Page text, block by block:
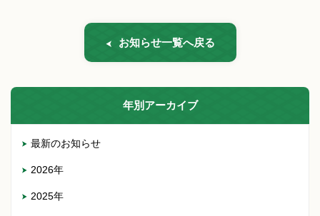
お知らせ一覧へ戻る
年別アーカイブ
最新のお知らせ
2026年
2025年